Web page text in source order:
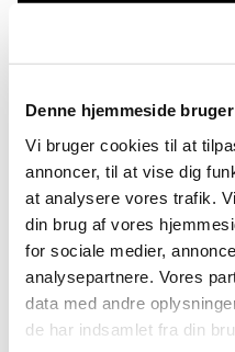
Denne hjemmeside
Vi bruger cookies til at
annoncer, til at vise dig
at analysere vores trafik.
din brug af vores
for sociale medier,
analysepartnere. Vores
data med andre
de har indsamlet fra din
Du vil